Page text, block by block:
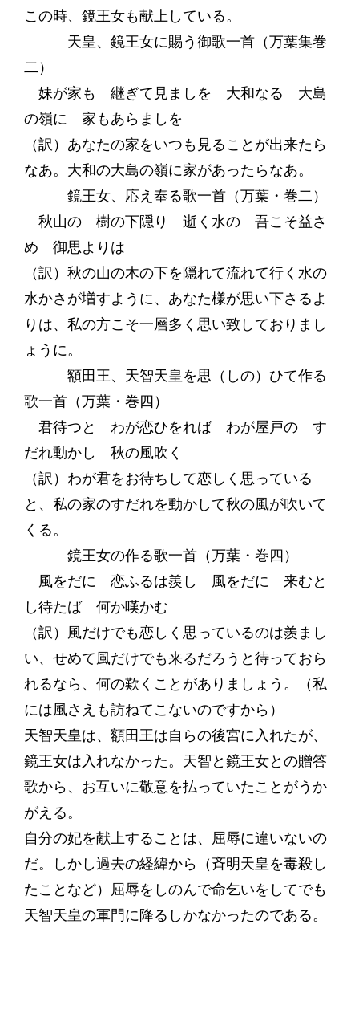
この時、鏡王女も献上している。
天皇、鏡王女に賜う御歌一首（万葉集巻
二）
妹が家も 継ぎて見ましを 大和なる 大島
の嶺に 家もあらましを
（訳）あなたの家をいつも見ることが出来たら
なあ。大和の大島の嶺に家があったらなあ。
鏡王女、応え奉る歌一首（万葉・巻二）
秋山の 樹の下隠り 逝く水の 吾こそ益さ
め 御思よりは
（訳）秋の山の木の下を隠れて流れて行く水の
水かさが増すように、あなた様が思い下さるよ
りは、私の方こそ一層多く思い致しておりまし
ょうに。
額田王、天智天皇を思（しの）ひて作る
歌一首（万葉・巻四）
君待つと わが恋ひをれば わが屋戸の す
だれ動かし 秋の風吹く
（訳）わが君をお待ちして恋しく思っている
と、私の家のすだれを動かして秋の風が吹いて
くる。
鏡王女の作る歌一首（万葉・巻四）
風をだに 恋ふるは羨し 風をだに 来むと
し待たば 何か嘆かむ
（訳）風だけでも恋しく思っているのは羨まし
い、せめて風だけでも来るだろうと待っておら
れるなら、何の歎くことがありましょう。（私
には風さえも訪ねてこないのですから）
天智天皇は、額田王は自らの後宮に入れたが、
鏡王女は入れなかった。天智と鏡王女との贈答
歌から、お互いに敬意を払っていたことがうか
がえる。
自分の妃を献上することは、屈辱に違いないの
だ。しかし過去の経緯から（斉明天皇を毒殺し
たことなど）屈辱をしのんで命乞いをしてでも
天智天皇の軍門に降るしかなかったのである。